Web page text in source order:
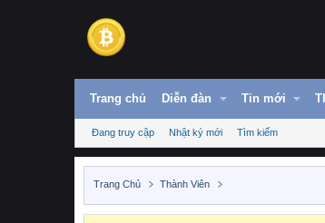
Trang chủ Diễn đàn Tin mới
Đang truy cập Nhật ký mới Tìm kiếm
Trang Chủ Thành Viên